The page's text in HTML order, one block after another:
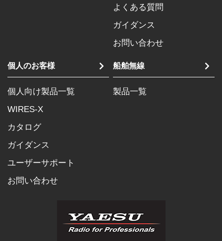
よくある質問
ガイダンス
お問い合わせ
個人のお客様
個人向け製品一覧
WIRES-X
カタログ
ガイダンス
ユーザーサポート
お問い合わせ
船舶無線
製品一覧